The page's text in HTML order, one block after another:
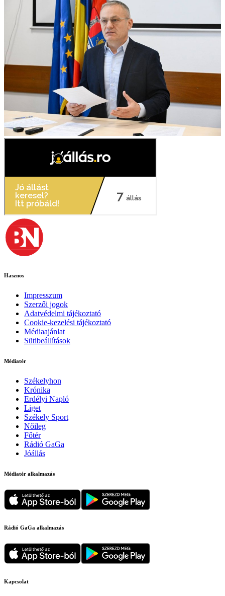
Hasznos
Impresszum
Szerzői jogok
Adatvédelmi tájékoztató
Cookie-kezelési tájékoztató
Médiaajánlat
Sütibeállítások
Médiatér
Székelyhon
Krónika
Erdélyi Napló
Liget
Székely Sport
Nőileg
Főtér
Rádió GaGa
Jóállás
Médiatér alkalmazás
Rádió GaGa alkalmazás
Kapcsolat